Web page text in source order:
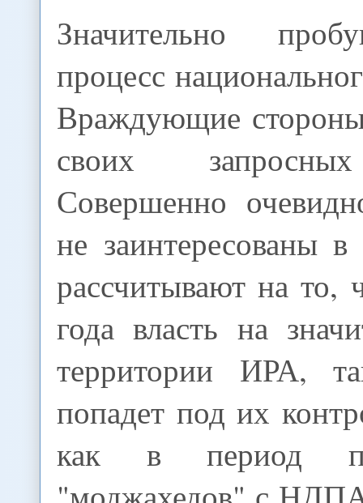
Значительно
процесс
Враждующие
своих
Совершенно
не заинтересованы
рассчитывают на то,
года власть на
территории ИРА,
попадет под их
как в период